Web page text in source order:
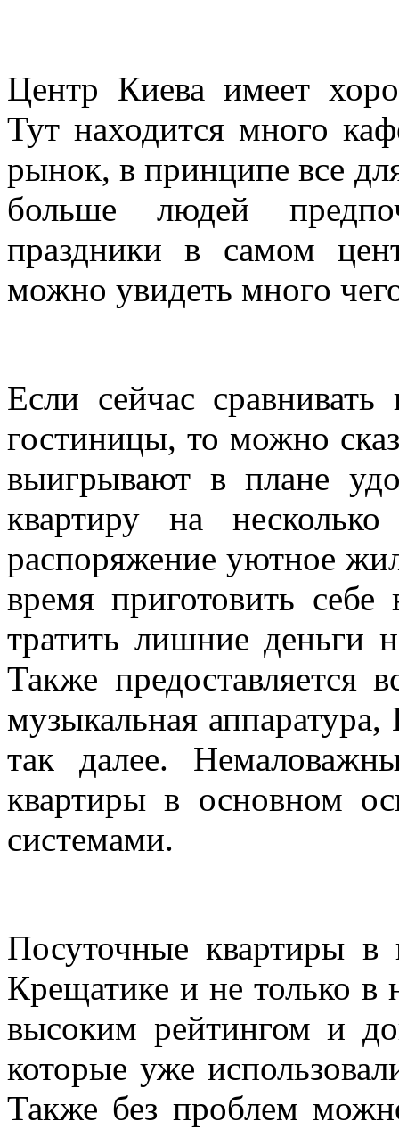
Центр Киева имеет
Тут находится много
рынок, в принципе все
больше людей
праздники в самом
можно увидеть много
Если сейчас
гостиницы, то можно
выигрывают в плане
квартиру на
распоряжение уютное
время приготовить
тратить лишние деньги
Также предоставляется
музыкальная
так далее.
квартиры в основном
системами.
Посуточные квартиры в
Крещатике и не только в
высоким рейтингом и
которые уже
Также без проблем